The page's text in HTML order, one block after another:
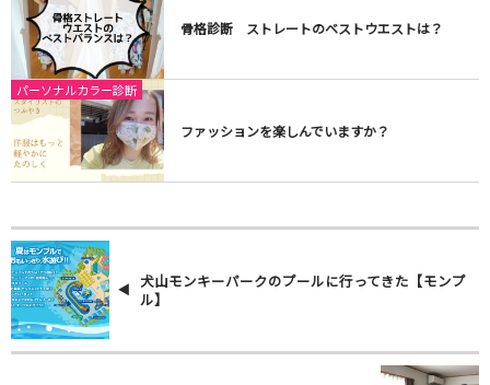
骨格診断 ストレートのベストウエストは？
パーソナルカラー診断
ファッションを楽しんでいますか？
犬山モンキーパークのプールに行ってきた【モンプ
ル】